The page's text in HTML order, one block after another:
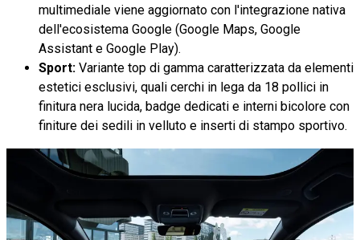
multimediale viene aggiornato con l'integrazione nativa
dell'ecosistema Google (Google Maps, Google
Assistant e Google Play).
Sport: Variante top di gamma caratterizzata da elementi
estetici esclusivi, quali cerchi in lega da 18 pollici in
finitura nera lucida, badge dedicati e interni bicolore con
finiture dei sedili in velluto e inserti di stampo sportivo.